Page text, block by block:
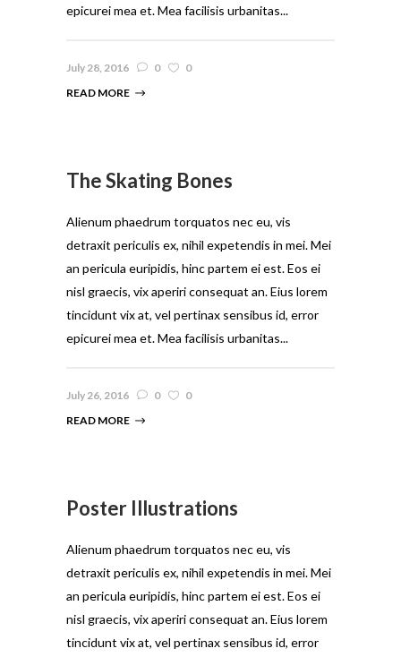
epicurei mea et. Mea facilisis urbanitas...
July 28, 2016 0
0
READ MORE
The Skating Bones
Alienum phaedrum torquatos nec eu, vis
detraxit periculis ex, nihil expetendis in mei. Mei
an pericula euripidis, hinc partem ei est. Eos ei
nisl graecis, vix aperiri consequat an. Eius lorem
tincidunt vix at, vel pertinax sensibus id, error
epicurei mea et. Mea facilisis urbanitas...
July 26, 2016 0
0
READ MORE
Poster Illustrations
Alienum phaedrum torquatos nec eu, vis
detraxit periculis ex, nihil expetendis in mei. Mei
an pericula euripidis, hinc partem ei est. Eos ei
nisl graecis, vix aperiri consequat an. Eius lorem
tincidunt vix at, vel pertinax sensibus id, error